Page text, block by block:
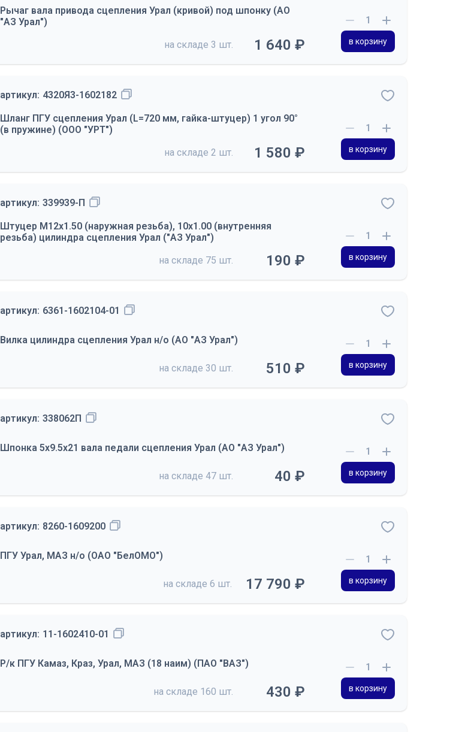
Рычаг вала привода сцепления Урал (кривой) под шпонку (АО
"АЗ Урал")
на складе 3 шт. 1 640 ₽ в корзину
артикул: 4320Я3-1602182
Шланг ПГУ сцепления Урал (L=720 мм, гайка-штуцер) 1 угол 90°
(в пружине) (ООО "УРТ")
на складе 2 шт. 1 580 ₽ в корзину
артикул: 339939-П
Штуцер М12х1.50 (наружная резьба), 10х1.00 (внутренняя
резьба) цилиндра сцепления Урал ("АЗ Урал")
на складе 75 шт. 190 ₽ в корзину
артикул: 6361-1602104-01
Вилка цилиндра сцепления Урал н/о (АО "АЗ Урал")
на складе 30 шт. 510 ₽ в корзину
артикул: 338062П
Шпонка 5х9.5х21 вала педали сцепления Урал (АО "АЗ Урал")
на складе 47 шт. 40 ₽ в корзину
артикул: 8260-1609200
ПГУ Урал, МАЗ н/о (ОАО "БелОМО")
на складе 6 шт. 17 790 ₽ в корзину
артикул: 11-1602410-01
Р/к ПГУ Камаз, Краз, Урал, МАЗ (18 наим) (ПАО "ВАЗ")
на складе 160 шт. 430 ₽ в корзину